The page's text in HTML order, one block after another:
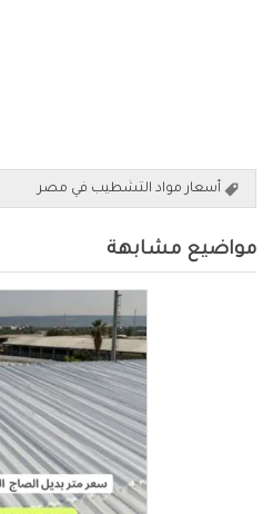
أسعار مواد التشطيب في مصر
مواضيع مشابهة